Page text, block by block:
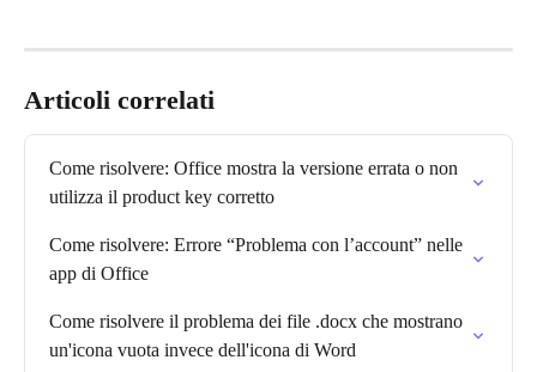
Articoli correlati
Come risolvere: Office mostra la versione errata o non
utilizza il product key corretto
Come risolvere: Errore “Problema con l’account” nelle
app di Office
Come risolvere il problema dei file .docx che mostrano
un'icona vuota invece dell'icona di Word